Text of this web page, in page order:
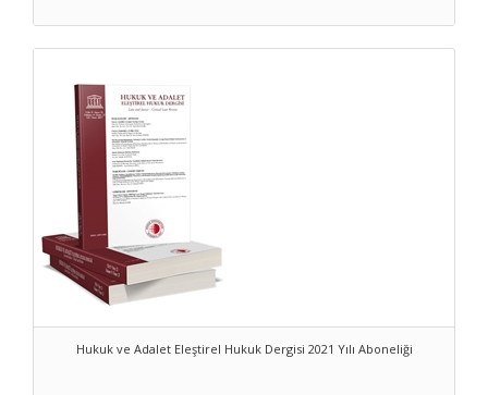
Hukuk ve Adalet Eleştirel Hukuk Dergisi 2021 Yılı Aboneliği